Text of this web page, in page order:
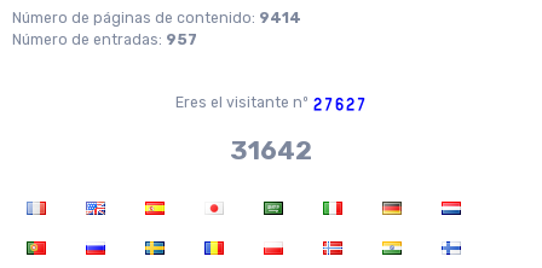
Número de páginas de contenido: 9414
Número de entradas: 957
Eres el visitante nº
37970